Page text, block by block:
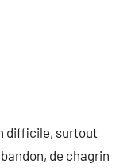
difficile, surtout
de chagrin